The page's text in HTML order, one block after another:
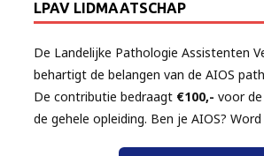
LPAV LIDMAATSCHAP
De Landelijke Pathologie Assistenten
behartigt de belangen van de AIOS
De contributie bedraagt €100,- voor
de gehele opleiding. Ben je AIOS? Word